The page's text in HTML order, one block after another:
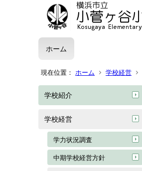
ホーム
現在位置： ホーム 学校経営
学校紹介
学校経営
学力状況調査
中期学校経営方針